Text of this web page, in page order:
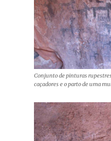
Conjunto de pinturas
caçadores e o parto de uma